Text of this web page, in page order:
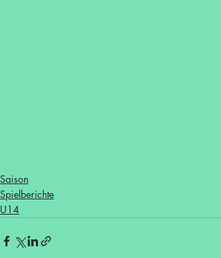
Saison
Spielberichte
U14